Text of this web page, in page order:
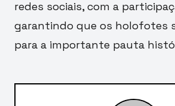
redes sociais, com a
garantindo que os holofotes
para a importante pauta